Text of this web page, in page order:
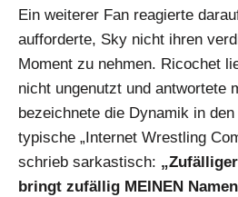
Ein weiterer Fan reagierte
aufforderte, Sky nicht ihren
Moment zu nehmen. Ricochet
nicht ungenutzt und antwortete
bezeichnete die Dynamik in
typische „Internet Wrestling
schrieb sarkastisch:
bringt zufällig MEINEN